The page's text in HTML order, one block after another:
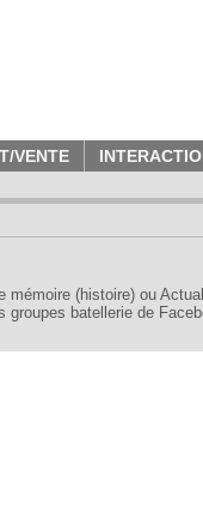
VENTE
(histoire) ou
batellerie de